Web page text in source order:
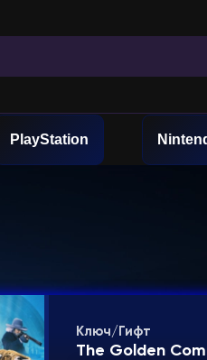
PlayStation
Ключ/Гифт
The Golden